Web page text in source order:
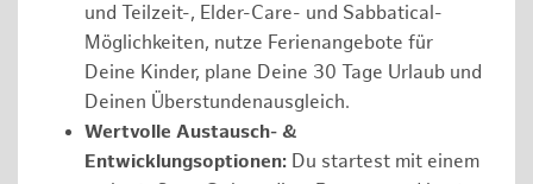
und Teilzeit-, Elder-Care- und Sabbatical-
Möglichkeiten, nutze Ferienangebote für
Deine Kinder, plane Deine 30 Tage Urlaub und
Deinen Überstundenausgleich.
Wertvolle Austausch- &
Entwicklungsoptionen: Du startest mit einem